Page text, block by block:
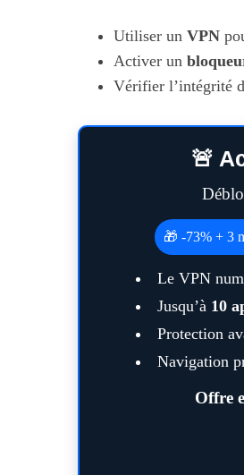
Utiliser un VPN
Activer un
Vérifier l’intégrité
🚨
🎁 -73% + 3
Le VPN
Jusqu’à 10
Protection
Navigation
Offre